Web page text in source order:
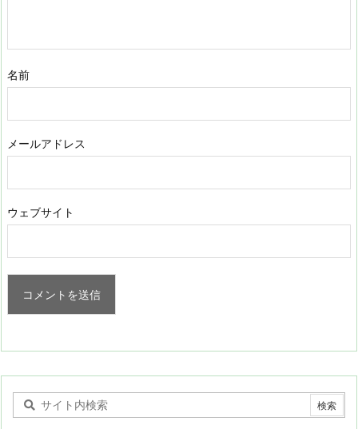
名前
メールアドレス
ウェブサイト